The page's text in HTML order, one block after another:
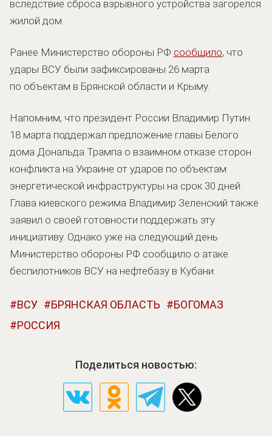
вследствие сброса взрывного устройства загорелся
жилой дом.
Ранее Министерство обороны РФ сообщило, что
удары ВСУ были зафиксированы 26 марта
по объектам в Брянской области и Крыму.
Напомним, что президент России Владимир Путин
18 марта поддержал предложение главы Белого
дома Дональда Трампа о взаимном отказе сторон
конфликта на Украине от ударов по объектам
энергетической инфраструктуры на срок 30 дней.
Глава киевского режима Владимир Зеленский также
заявил о своей готовности поддержать эту
инициативу. Однако уже на следующий день
Министерство обороны РФ сообщило о атаке
беспилотников ВСУ на нефтебазу в Кубани.
ВСУ БРЯНСКАЯ ОБЛАСТЬ
БОГОМАЗ
РОССИЯ
Поделиться новостью: